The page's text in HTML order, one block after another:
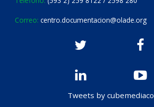
Correo: centro.documentacion@olade.org
Tweets by cubemediaco